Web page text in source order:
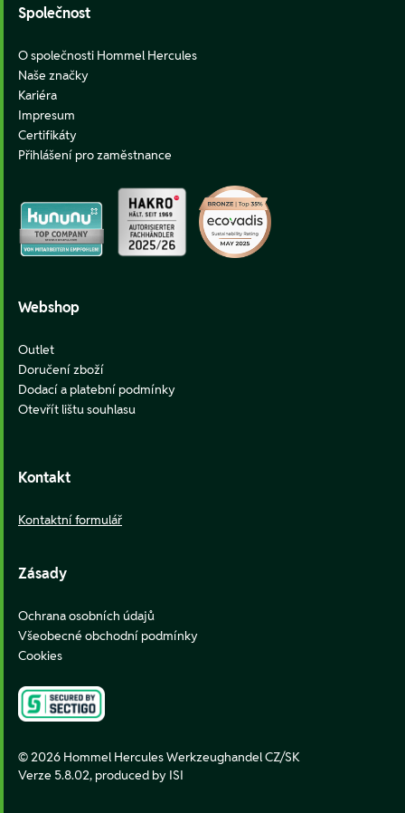
Společnost
O společnosti Hommel Hercules
Naše značky
Kariéra
Impresum
Certifikáty
Přihlášení pro zaměstnance
Webshop
Outlet
Doručení zboží
Dodací a platební podmínky
Otevřít lištu souhlasu
Kontakt
Kontaktní formulář
Zásady
Ochrana osobních údajů
Všeobecné obchodní podmínky
Cookies
© 2026 Hommel Hercules Werkzeughandel CZ/SK
Verze 5.8.02, produced by ISI